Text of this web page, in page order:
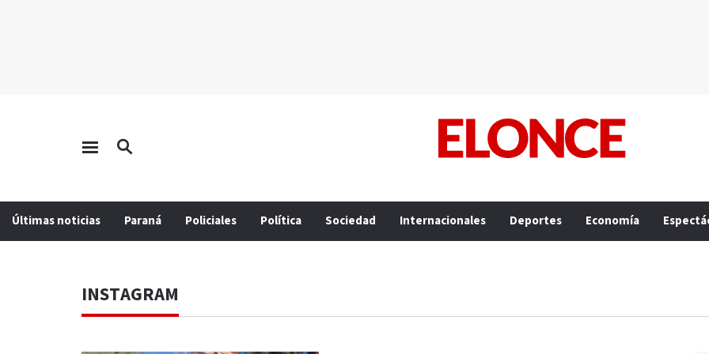
Últimas noticias Paraná Policiales Política Sociedad Internacionales Deportes Economía
INSTAGRAM